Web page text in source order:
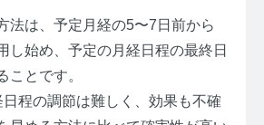
法は、予定月経の5〜7日前から
し始め、予定の月経日程の最終日
ことです。
程の調節は難しく、効果も不確